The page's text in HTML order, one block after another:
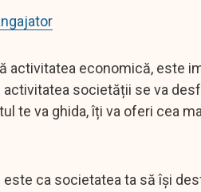
activitatea economică, este
societății se va
te va ghida, îți va oferi cea
ca societatea ta să își